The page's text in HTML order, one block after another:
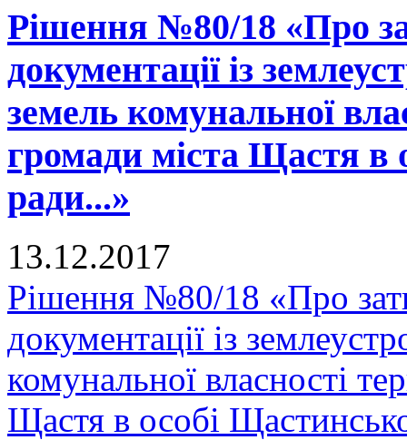
Рішення №80/18 «Про
документації із
земель комунальної
громади міста Щастя в
ради...»
13.12.2017
Рішення №80/18 «Про
документації із
комунальної власності
Щастя в особі